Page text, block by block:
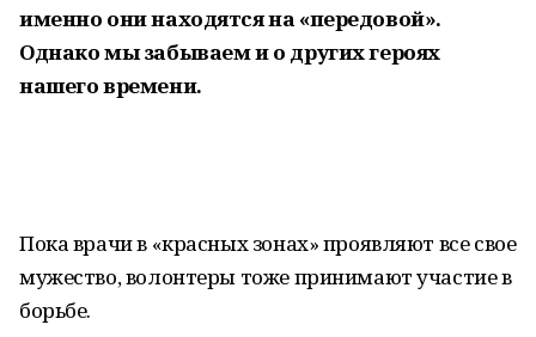
именно они находятся на «передовой».
Однако мы забываем и о других героях
нашего времени.
Пока врачи в «красных зонах» проявляют все свое
мужество, волонтеры тоже принимают участие в
борьбе.